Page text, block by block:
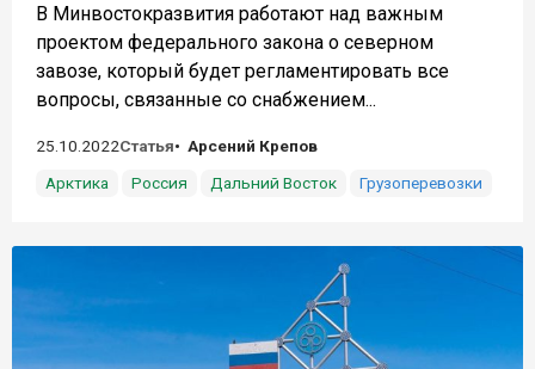
В Минвостокразвития работают над важным
проектом федерального закона о северном
завозе, который будет регламентировать все
вопросы, связанные со снабжением...
25.10.2022Статья
Арсений Крепов
Арктика
Россия Дальний Восток Грузоперевозки